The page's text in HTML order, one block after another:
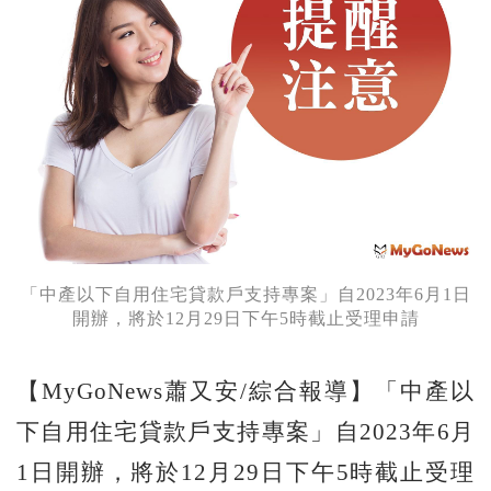
「中產以下自用住宅貸款戶支持專案」自2023年6月1日
開辦，將於12月29日下午5時截止受理申請
【MyGoNews蕭又安/綜合報導】「中產以
下自用住宅貸款戶支持專案」自2023年6月
1日開辦，將於12月29日下午5時截止受理